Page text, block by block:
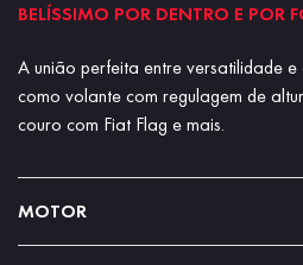
BELÍSSIMO POR DENTRO E POR
A união perfeita entre versatilidade e
como volante com regulagem de
couro com Fiat Flag e mais.
MOTOR